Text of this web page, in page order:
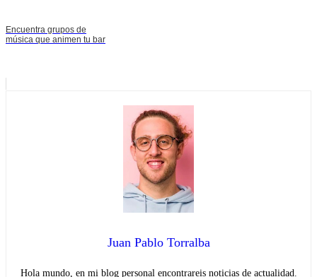
Encuentra grupos de
música que animen tu bar
Juan Pablo Torralba
Hola mundo, en mi blog personal encontrareis noticias de actualidad.